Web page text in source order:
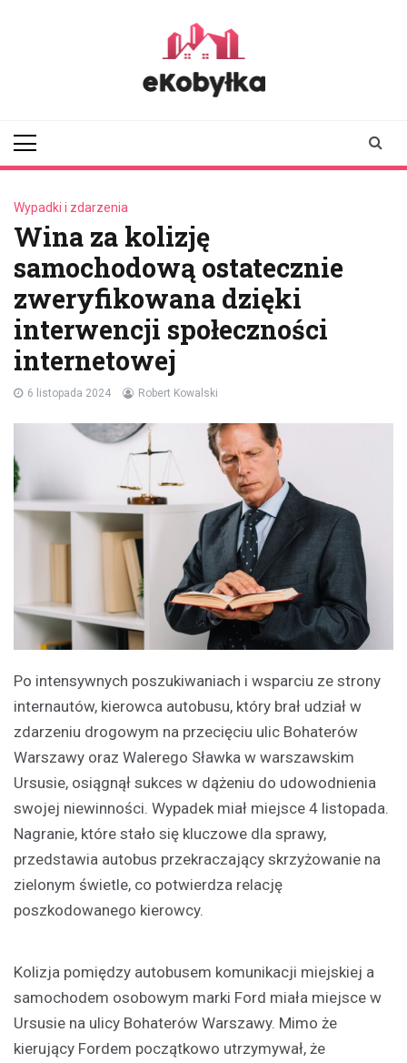
Wypadki i zdarzenia
Wina za kolizję
samochodową ostatecznie
zweryfikowana dzięki
interwencji społeczności
internetowej
6 listopada 2024 Robert Kowalski
Po intensywnych poszukiwaniach i wsparciu ze strony
internautów, kierowca autobusu, który brał udział w
zdarzeniu drogowym na przecięciu ulic Bohaterów
Warszawy oraz Walerego Sławka w warszawskim
Ursusie, osiągnął sukces w dążeniu do udowodnienia
swojej niewinności. Wypadek miał miejsce 4 listopada.
Nagranie, które stało się kluczowe dla sprawy,
przedstawia autobus przekraczający skrzyżowanie na
zielonym świetle, co potwierdza relację
poszkodowanego kierowcy.
Kolizja pomiędzy autobusem komunikacji miejskiej a
samochodem osobowym marki Ford miała miejsce w
Ursusie na ulicy Bohaterów Warszawy. Mimo że
kierujący Fordem początkowo utrzymywał, że